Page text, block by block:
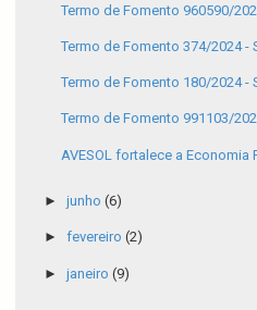
Termo de Fomento 960590/
Termo de Fomento 374/2024 -
Termo de Fomento 180/2024 -
Termo de Fomento 991103/
AVESOL fortalece a Economia
► junho (6)
► fevereiro (2)
► janeiro (9)